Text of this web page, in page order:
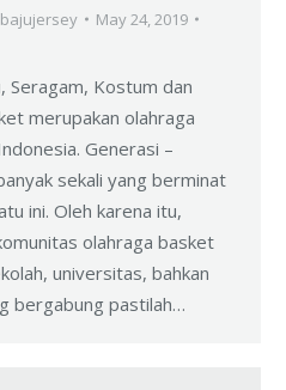
bajujersey
May 24, 2019
Seragam, Kostum dan
merupakan olahraga
Generasi –
sekali yang berminat
ini. Oleh karena itu,
olahraga basket
universitas, bahkan
bergabung pastilah…